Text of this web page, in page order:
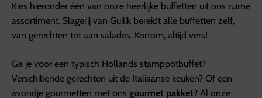
Kies hieronder één van onze heerlijke buffetten uit ons ruime
assortiment. Slagerij van Guilik bereidt alle buffetten zelf,
van gerechten tot aan salades. Kortom, altijd vers!
Ga je voor een typisch Hollands stamppotbuffet?
Verschillende gerechten uit de Italiaanse keuken? Of een
avondje gourmetten met ons gourmet pakket? Al onze